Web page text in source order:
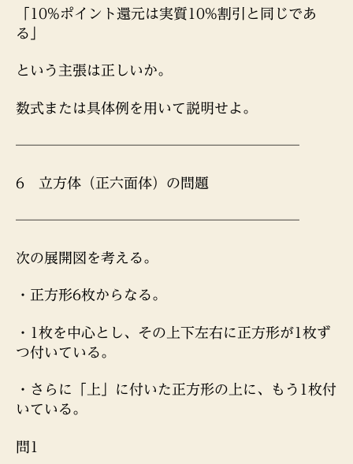
「10%ポイント還元は実質10%割引と同じであ
る」
という主張は正しいか。
数式または具体例を用いて説明せよ。
────────────────────
6 立方体（正六面体）の問題
────────────────────
次の展開図を考える。
・正方形6枚からなる。
・1枚を中心とし、その上下左右に正方形が1枚ず
つ付いている。
・さらに「上」に付いた正方形の上に、もう1枚付
いている。
問1